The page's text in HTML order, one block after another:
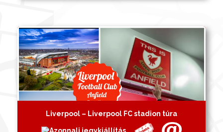
Liverpool – Liverpool FC stadion túra